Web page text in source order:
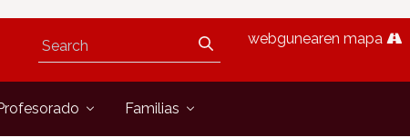
webgunearen mapa
Familias